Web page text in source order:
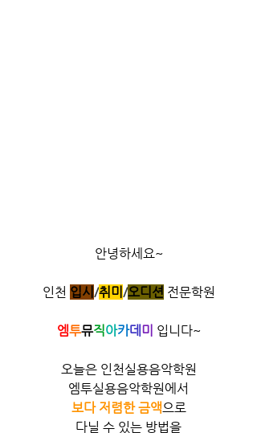
안녕하세요~
인천 입시 /취미 /오디션 전문학원
엠투뮤직아카데 미 입니다~
오늘은 인천실용음악학원
엠투실용음악학원에서
보다 저렴한 금액으로
다닐 수 있는 방법을